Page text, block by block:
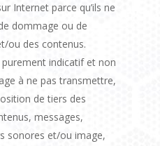
Internet parce qu’ils ne
dommage ou de
ou des contenus.
indicatif et non
à ne pas transmettre,
de tiers des
messages,
sonores et/ou image,